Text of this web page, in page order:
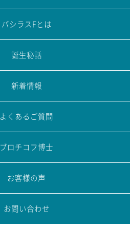
バシラスFとは
誕生秘話
新着情報
よくあるご質問
ブロチコフ博士
お客様の声
お問い合わせ